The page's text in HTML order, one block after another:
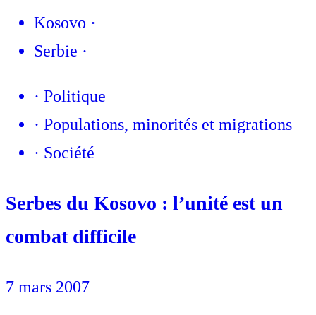
Kosovo ·
Serbie ·
· Politique
· Populations, minorités et migrations
· Société
Serbes du Kosovo : l’unité est un
combat difficile
7 mars 2007